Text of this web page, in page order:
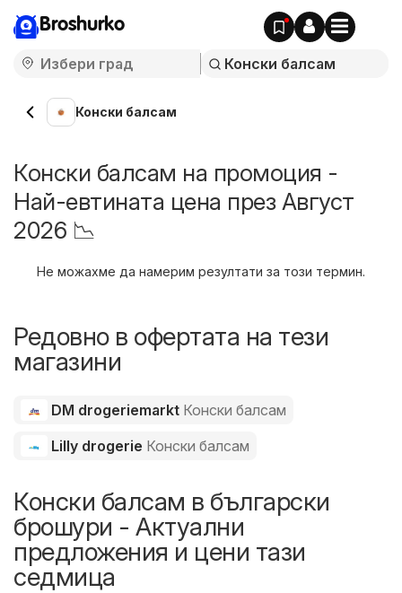
Broshurko
Конски балсам
Конски балсам на промоция -
Най-евтината цена през Август
2026 📉
Не можахме да намерим резултати за този термин.
Редовно в офертата на тези
магазини
DM drogeriemarkt Конски балсам
Lilly drogerie Конски балсам
Конски балсам в български
брошури - Актуални
предложения и цени тази
седмица